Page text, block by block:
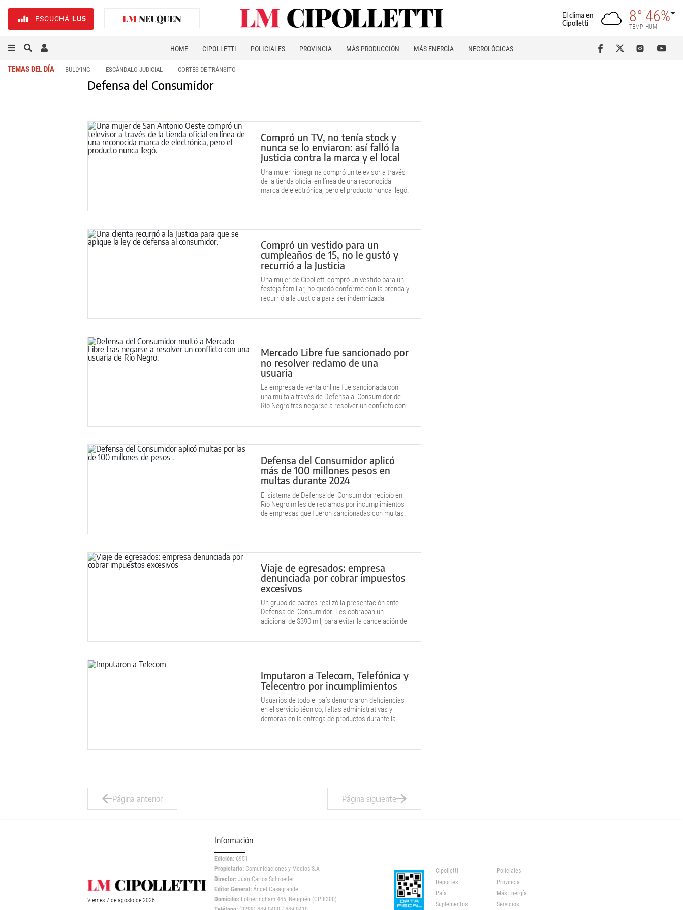
ESCUCHÁ LU5
El clima en
Cipolletti
8°
TEMP
46%
HUM
HOME CIPOLLETTI POLICIALES PROVINCIA MÁS PRODUCCIÓN MÁS ENERGÍA NECROLÓGICAS
TEMAS DEL DÍA BULLYING ESCÁNDALO JUDICIAL CORTES DE TRÁNSITO
Defensa del Consumidor
Compró un TV, no tenía stock y
nunca se lo enviaron: así falló la
Justicia contra la marca y el local
Una mujer rionegrina compró un televisor a través
de la tienda oficial en línea de una reconocida
marca de electrónica, pero el producto nunca llegó.
Compró un vestido para un
cumpleaños de 15, no le gustó y
recurrió a la Justicia
Una mujer de Cipolletti compró un vestido para un
festejo familiar, no quedó conforme con la prenda y
recurrió a la Justicia para ser indemnizada.
Mercado Libre fue sancionado por
no resolver reclamo de una
usuaria
La empresa de venta online fue sancionada con
una multa a través de Defensa al Consumidor de
Río Negro tras negarse a resolver un conflicto con
Defensa del Consumidor aplicó
más de 100 millones pesos en
multas durante 2024
El sistema de Defensa del Consumidor recibío en
Río Negro miles de reclamos por incumplimientos
de empresas que fueron sancionadas con multas.
Viaje de egresados: empresa
denunciada por cobrar impuestos
excesivos
Un grupo de padres realizó la presentación ante
Defensa del Consumidor. Les cobraban un
adicional de $390 mil, para evitar la cancelación del
Imputaron a Telecom, Telefónica y
Telecentro por incumplimientos
Usuarios de todo el país denunciaron deficiencias
en el servicio técnico, faltas administrativas y
demoras en la entrega de productos durante la
Página anterior Página siguiente
Viernes 7 de agosto de 2026
Información
Edición: 6951
Propietario: Comunicaciones y Medios S.A
Director: Juan Carlos Schroeder
Editor General: Ángel Casagrande
Domicilio: Fotheringham 445, Neuquén (CP 8300)
Cipolletti
Policiales
Deportes
Provincia
País
Más Energía
Suplementos
Servicios